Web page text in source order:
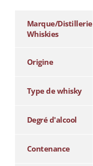
Marque/Distillerie
Whiskies
Origine
Type de whisky
Degré d'alcool
Contenance